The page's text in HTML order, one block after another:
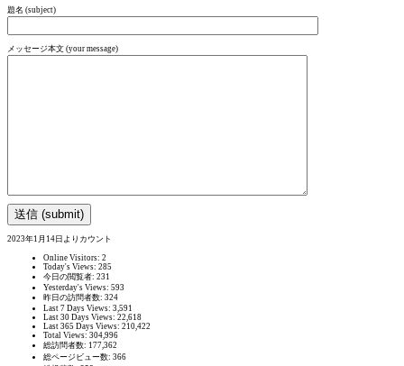
題名 (subject)
メッセージ本文 (your message)
2023年1月14日よりカウント
Online Visitors: 2
Today's Views: 285
今日の閲覧者: 231
Yesterday's Views: 593
昨日の訪問者数: 324
Last 7 Days Views: 3,591
Last 30 Days Views: 22,618
Last 365 Days Views: 210,422
Total Views: 304,996
総訪問者数: 177,362
総ページビュー数: 366